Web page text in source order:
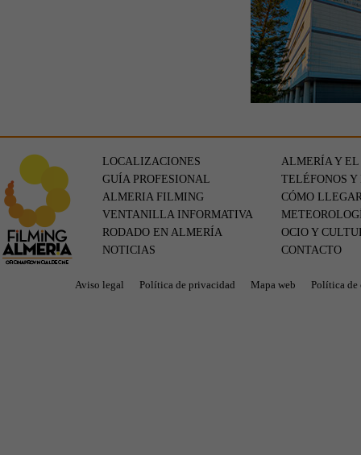
LOCALIZACIONES
GUÍA PROFESIONAL
ALMERIA FILMING
VENTANILLA INFORMATIVA
RODADO EN ALMERÍA
NOTICIAS
ALMERÍA Y EL
TELÉFONOS Y
CÓMO
OCIO Y
CONTACTO
Aviso legal Política de privacidad Mapa web Política de